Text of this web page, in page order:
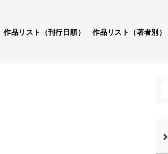
作品リスト（刊行日順） 作品リスト（著者別）